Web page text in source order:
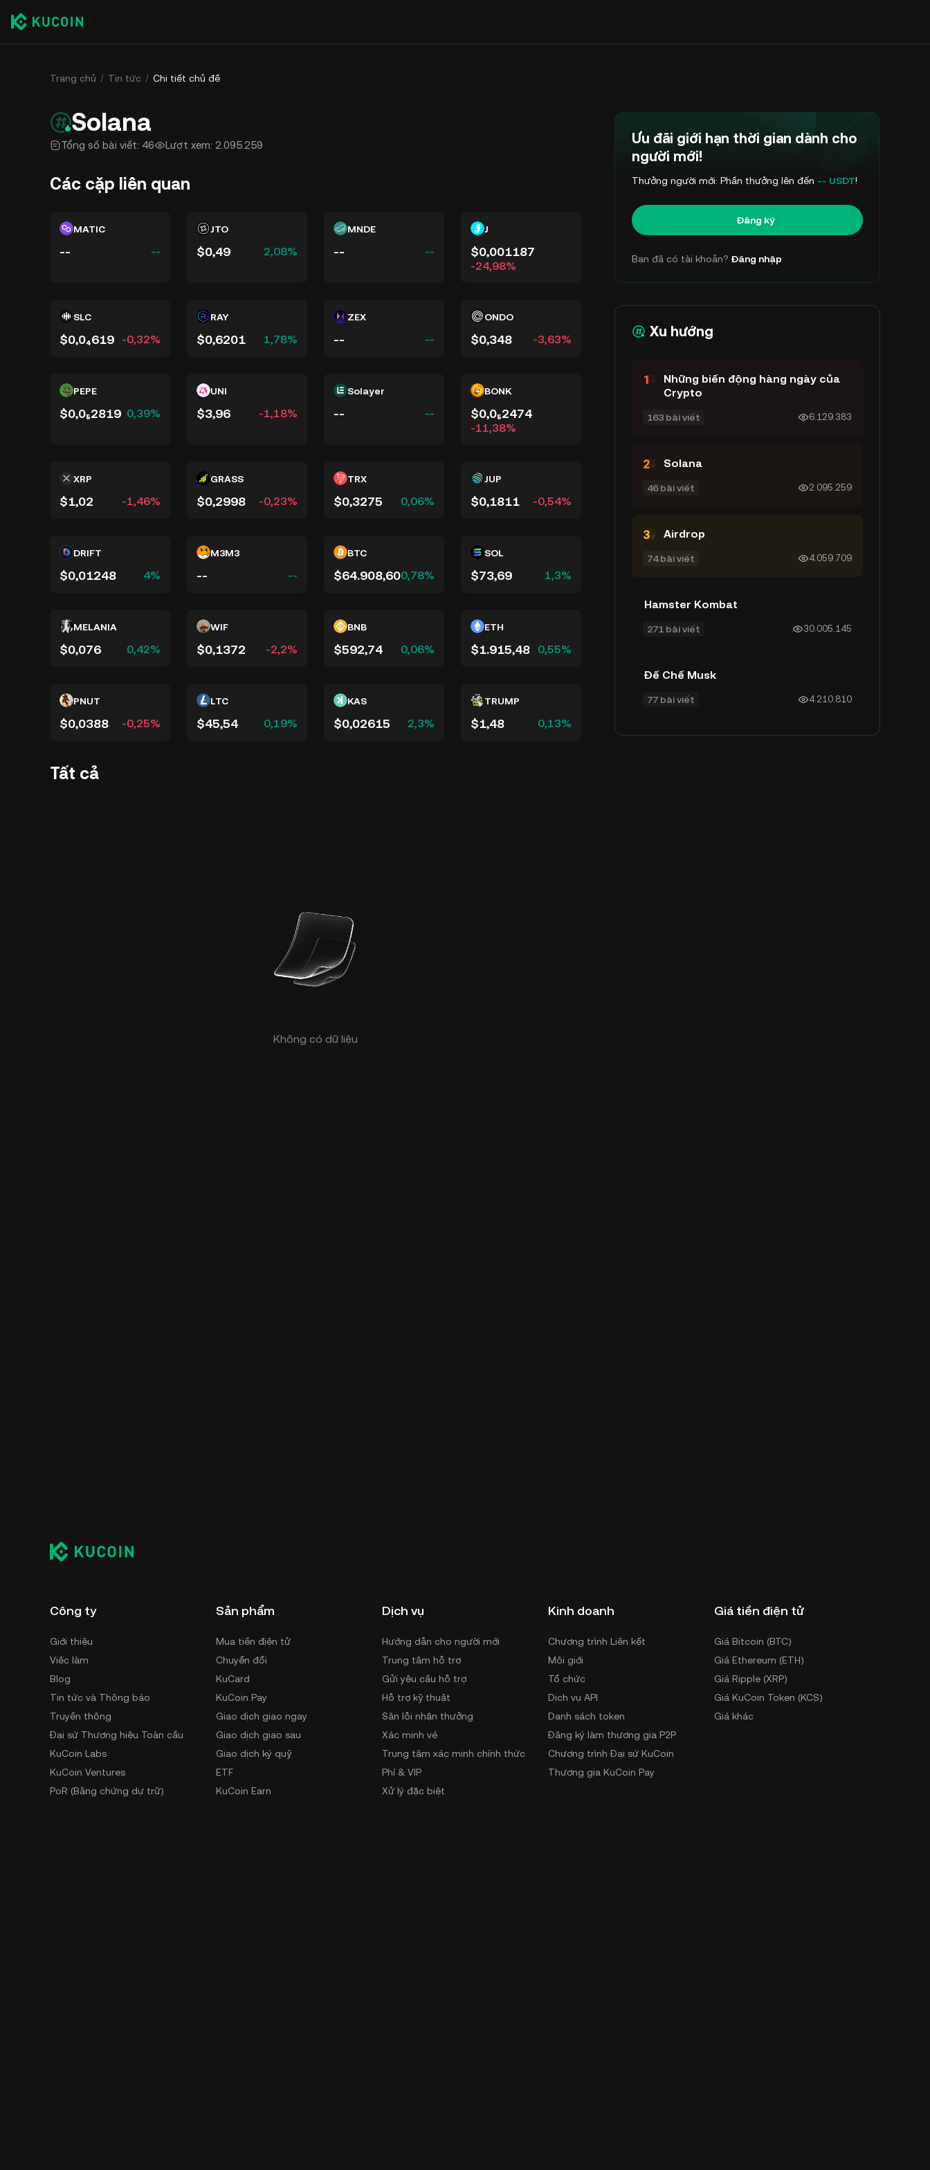
Trang chủ Tin tức Chi tiết chủ đề
Solana
Tổng số bài viết: 46 Lượt xem: 2.095.259
Các cặp liên quan
MATIC
-- --
JTO
$0,49 2,08%
MNDE
-- --
J
$0,001187
-24,98%
SLC
$0,0₄619 -0,32%
RAY
$0,6201 1,78%
ZEX
-- --
ONDO
$0,348 -3,63%
PEPE
$0,0₅2819 0,39%
UNI
$3,96 -1,18%
Solayer
-- --
BONK
$0,0₅2474
-11,38%
XRP
$1,02 -1,46%
GRASS
$0,2998 -0,23%
TRX
$0,3275 0,06%
JUP
$0,1811 -0,54%
DRIFT
$0,01248 4%
M3M3
-- --
BTC
$64.908,600,78%
SOL
$73,69 1,3%
MELANIA
$0,076 0,42%
WIF
$0,1372 -2,2%
BNB
$592,74 0,06%
ETH
$1.915,48 0,55%
PNUT
$0,0388 -0,25%
LTC
$45,54 0,19%
KAS
$0,02615 2,3%
TRUMP
$1,48 0,13%
Tất cả
Không có dữ liệu
Ưu đãi giới hạn thời gian dành cho
người mới!
Thưởng người mới: Phần thưởng lên đến -- USDT!
Đăng ký
Bạn đã có tài khoản? Đăng nhập
Xu hướng
Những biến động hàng ngày của
Crypto
163 bài viết 6.129.383
Solana
46 bài viết 2.095.259
Airdrop
74 bài viết 4.059.709
Hamster Kombat
271 bài viết 30.005.145
Đế Chế Musk
77 bài viết 4.210.810
Công ty
Giới thiệu
Việc làm
Blog
Tin tức và Thông báo
Truyền thông
Đại sứ Thương hiệu Toàn cầu
KuCoin Labs
KuCoin Ventures
PoR (Bằng chứng dự trữ)
Sản phẩm
Mua tiền điện tử
Chuyển đổi
KuCard
KuCoin Pay
Giao dịch giao ngay
Giao dịch giao sau
Giao dịch ký quỹ
ETF
KuCoin Earn
Dịch vụ
Hướng dẫn cho người mới
Trung tâm hỗ trợ
Gửi yêu cầu hỗ trợ
Hỗ trợ kỹ thuật
Săn lỗi nhận thưởng
Xác minh vé
Trung tâm xác minh chính thức
Phí & VIP
Xử lý đặc biệt
Kinh doanh
Chương trình Liên kết
Môi giới
Tổ chức
Dịch vụ API
Danh sách token
Đăng ký làm thương gia P2P
Chương trình Đại sứ KuCoin
Thương gia KuCoin Pay
Giá tiền điện tử
Giá Bitcoin (BTC)
Giá Ethereum (ETH)
Giá Ripple (XRP)
Giá KuCoin Token (KCS)
Giá khác